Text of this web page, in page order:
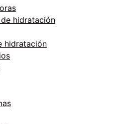
hidratación
hidratación